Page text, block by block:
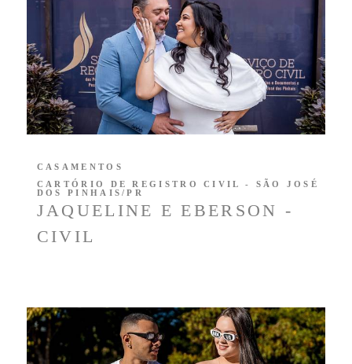
JAQUELINE E EBERSON -
CIVIL
CASAMENTOS
CARTÓRIO DE REGISTRO CIVIL - SÃO JOSÉ
DOS PINHAIS/PR